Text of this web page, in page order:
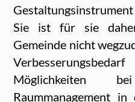
Sie ist für sie
Gemeinde nicht
Möglichkeiten
Raummanagement